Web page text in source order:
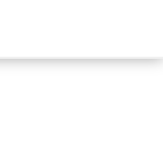
l’hai già provata?
#lounge #ticino